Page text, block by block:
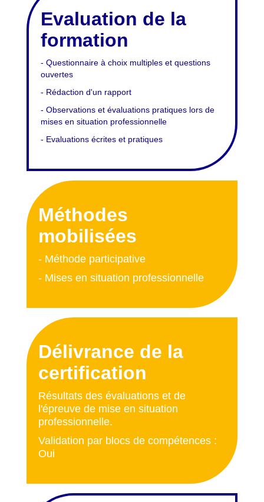
Evaluation de la
formation
- Questionnaire à choix multiples et questions
ouvertes
- Rédaction d'un rapport
- Observations et évaluations pratiques lors de
mises en situation professionnelle
- Evaluations écrites et pratiques
Méthodes
mobilisées
- Méthode participative
- Mises en situation professionnelle
Délivrance de la
certification
Résultats des évaluations et de
l'épreuve de mise en situation
professionnelle.
Validation par blocs de compétences :
Oui